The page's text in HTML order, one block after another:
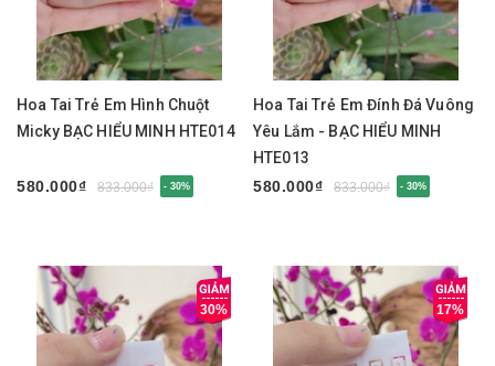
Hoa Tai Trẻ Em Hình Chuột
Micky BẠC HIỂU MINH HTE014
580.000₫ 833.000₫ - 30%
Hoa Tai Trẻ Em Đính Đá Vuông
Yêu Lắm - BẠC HIỂU MINH
HTE013
580.000₫
833.000₫ - 30%
30% 17%